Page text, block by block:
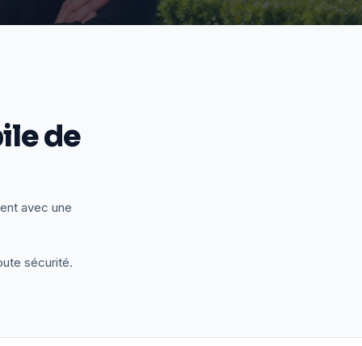
de
avec une
sécurité.